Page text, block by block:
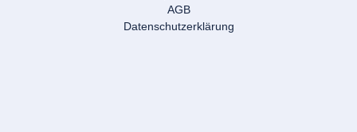
AGB
Datenschutzerklärung